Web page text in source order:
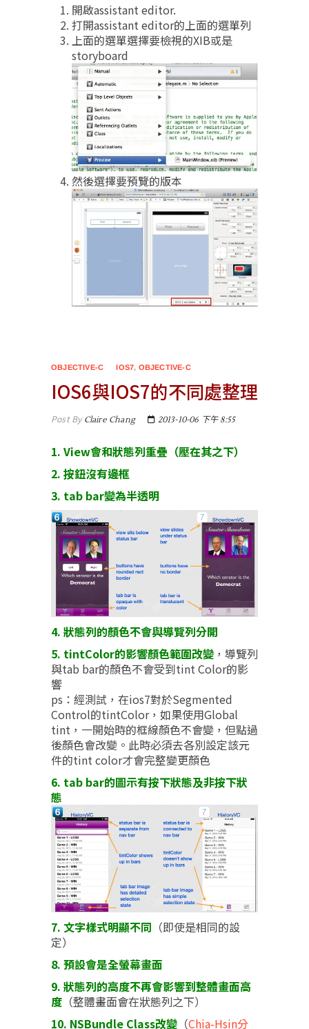
開啟assistant editor.
打開assistant editor的上面的選單列
上面的選單選擇要檢視的XIB或是
storyboard
然後選擇要預覽的版本
OBJECTIVE-C IOS7, OBJECTIVE-C
IOS6與IOS7的不同處整理
Post ByClaire Chang 2013-10-06 下午 8:55
1. View會和狀態列重疊（壓在其之下）
2. 按鈕沒有邊框
3. tab bar變為半透明
4. 狀態列的顏色不會與導覽列分開
5. tintColor的影響顏色範圍改變 ，導覽列
與tab bar的顏色不會受到tint Color的影
響
ps：經測試，在ios7對於Segmented
Control的tintColor，如果使用Global
tint，一開始時的框線顏色不會變，但點過
後顏色會改變。此時必須去各別設定該元
件的tint color才會完整變更顏色
6. tab bar的圖示有按下狀態及非按下狀
態
7. 文字樣式明顯不同 （即使是相同的設
定）
8. 預設會是全螢幕畫面
9. 狀態列的高度不再會影響到整體畫面高
度 （整體畫面會在狀態列之下）
10. NSBundle Class改變 （Chia-Hsin分